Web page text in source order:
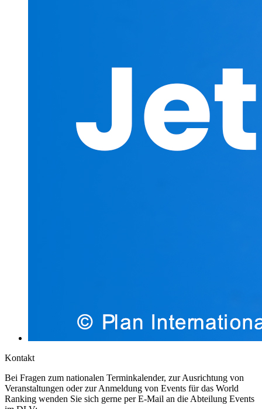
Kontakt
Bei Fragen zum nationalen Terminkalender, zur Ausrichtung von
Veranstaltungen oder zur Anmeldung von Events für das World
Ranking wenden Sie sich gerne per E-Mail an die Abteilung Events